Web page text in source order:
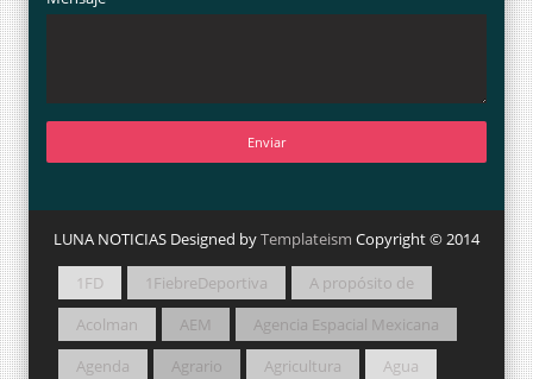
LUNA NOTICIAS Designed byTemplateism Copyright © 2014
1FD 1FiebreDeportiva
A propósito de
Acolman
AEM
Agencia Espacial Mexicana
Agenda
Agrario Agricultura
Agua